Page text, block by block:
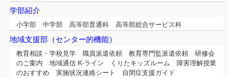
学部紹介
小学部 中学部 高等部普通科 高等部総合サービス科
地域支援部（センター的機能）
教育相談・学校見学 職員派遣依頼 教育専門監派遣依頼 研修会
のご案内 地域通信 K-ライン くりたキッズルーム 障害理解授業
のおすすめ 実施状況連絡シート 自閉症支援ガイド